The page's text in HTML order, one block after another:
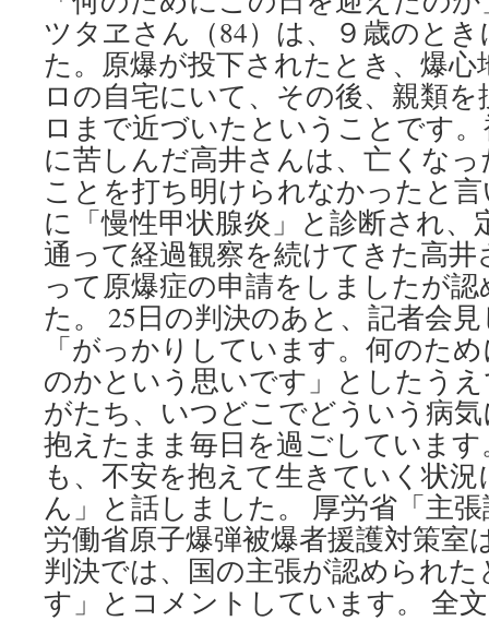
ツタヱさん（84）は、９歳のと
た。原爆が投下されたとき、爆心
ロの自宅にいて、その後、親類
ロまで近づいたということです
に苦しんだ高井さんは、亡くな
ことを打ち明けられなかったと
に「慢性甲状腺炎」と診断され、
通って経過観察を続けてきた高井
って原爆症の申請をしましたが
た。 25日の判決のあと、記者会
「がっかりしています。何のた
のかという思いです」としたう
がたち、いつどこでどういう病
抱えたまま毎日を過ごしていま
も、不安を抱えて生きていく状
ん」と話しました。 厚労省「主
労働省原子爆弾被爆者援護対策室
判決では、国の主張が認められ
す」とコメントしています。 全文